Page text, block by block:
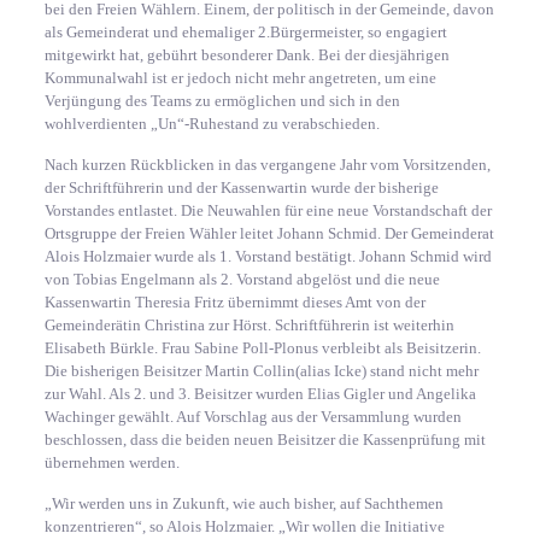
bei den Freien Wählern. Einem, der politisch in der Gemeinde, davon
als Gemeinderat und ehemaliger 2.Bürgermeister, so engagiert
mitgewirkt hat, gebührt besonderer Dank. Bei der diesjährigen
Kommunalwahl ist er jedoch nicht mehr angetreten, um eine
Verjüngung des Teams zu ermöglichen und sich in den
wohlverdienten „Un“-Ruhestand zu verabschieden.
Nach kurzen Rückblicken in das vergangene Jahr vom Vorsitzenden,
der Schriftführerin und der Kassenwartin wurde der bisherige
Vorstandes entlastet. Die Neuwahlen für eine neue Vorstandschaft der
Ortsgruppe der Freien Wähler leitet Johann Schmid. Der Gemeinderat
Alois Holzmaier wurde als 1. Vorstand bestätigt. Johann Schmid wird
von Tobias Engelmann als 2. Vorstand abgelöst und die neue
Kassenwartin Theresia Fritz übernimmt dieses Amt von der
Gemeinderätin Christina zur Hörst. Schriftführerin ist weiterhin
Elisabeth Bürkle. Frau Sabine Poll-Plonus verbleibt als Beisitzerin.
Die bisherigen Beisitzer Martin Collin(alias Icke) stand nicht mehr
zur Wahl. Als 2. und 3. Beisitzer wurden Elias Gigler und Angelika
Wachinger gewählt. Auf Vorschlag aus der Versammlung wurden
beschlossen, dass die beiden neuen Beisitzer die Kassenprüfung mit
übernehmen werden.
„Wir werden uns in Zukunft, wie auch bisher, auf Sachthemen
konzentrieren“, so Alois Holzmaier. „Wir wollen die Initiative